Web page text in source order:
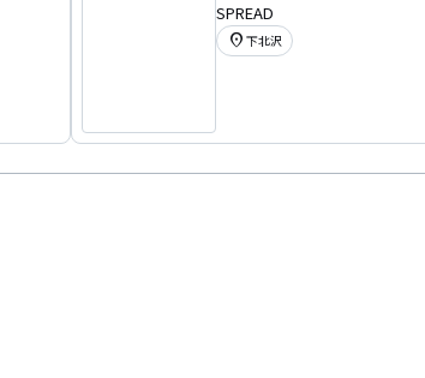
SPREAD
location_on 下北沢